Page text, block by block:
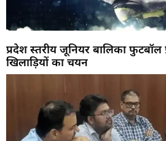
प्रदेश स्तरीय जूनियर बालिका फुटबॉल
खिलाड़ियों का चयन